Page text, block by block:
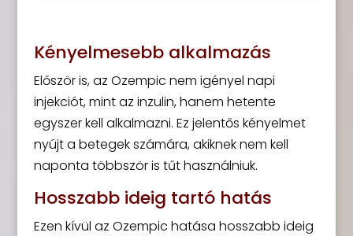
Kényelmesebb alkalmazás
Először is, az Ozempic nem igényel napi
injekciót, mint az inzulin, hanem hetente
egyszer kell alkalmazni. Ez jelentős kényelmet
nyújt a betegek számára, akiknek nem kell
naponta többször is tűt használniuk.
Hosszabb ideig tartó hatás
Ezen kívül az Ozempic hatása hosszabb ideig